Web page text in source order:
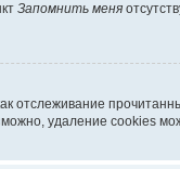
Запомнить меня
отслеживание
удаление cookies